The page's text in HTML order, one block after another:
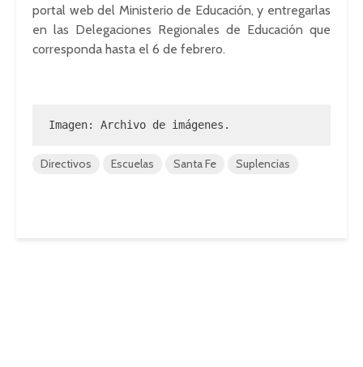
portal web del Ministerio de Educación, y entregarlas
en las Delegaciones Regionales de Educación que
corresponda hasta el 6 de febrero.
Imagen: Archivo de imágenes.
Directivos Escuelas Santa Fe Suplencias